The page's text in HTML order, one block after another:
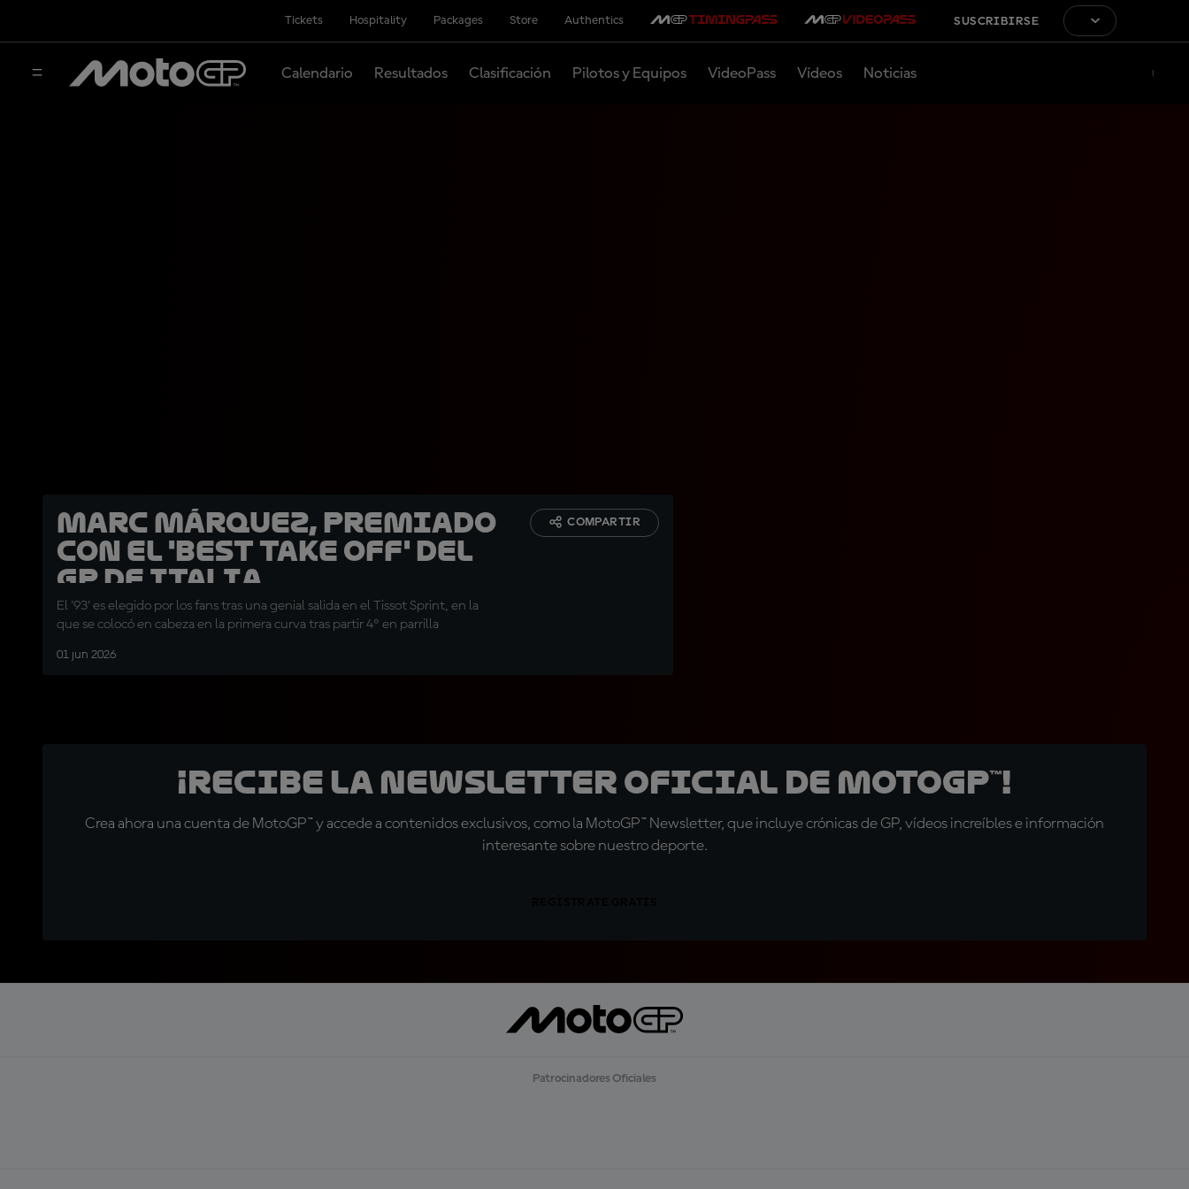
Tickets Hospitality Packages Store Authentics SUSCRIBIRSE
Calendario Resultados Clasificación Pilotos y Equipos VideoPass Vídeos Noticias
Marc Márquez, premiado
con el 'Best Take Off' del
GP de Italia
El '93' es elegido por los fans tras una genial salida en el Tissot Sprint, en la
que se colocó en cabeza en la primera curva tras partir 4º en parrilla
01 jun 2026
COMPARTIR
¡Recibe la Newsletter oficial de MotoGP™!
Crea ahora una cuenta de MotoGP™ y accede a contenidos exclusivos, como la MotoGP™ Newsletter, que incluye crónicas de GP, vídeos increíbles e información
interesante sobre nuestro deporte.
Patrocinadores Oficiales